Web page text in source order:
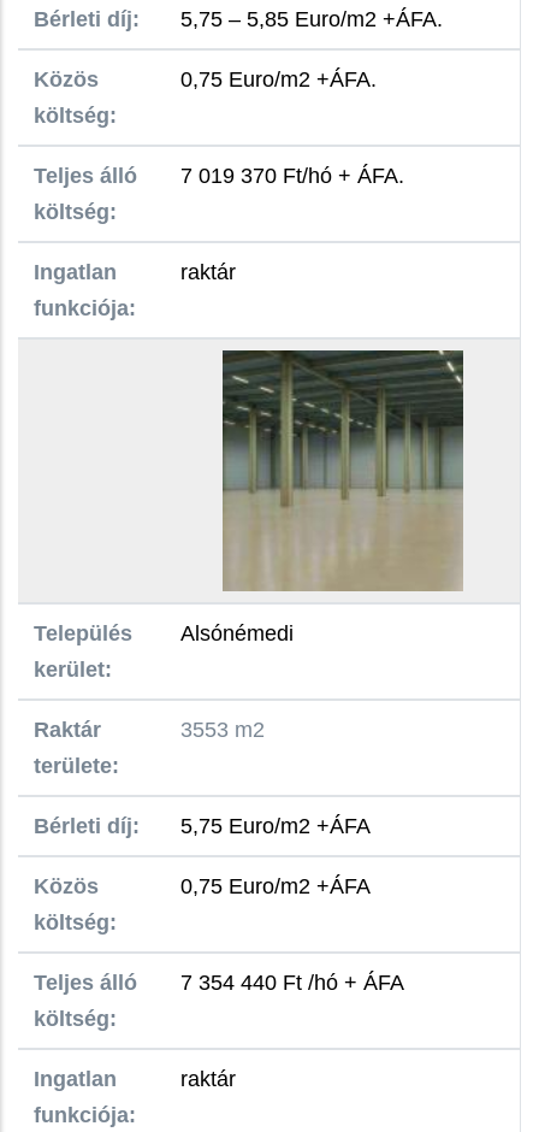
Bérleti díj: 5,75 – 5,85 Euro/m2 +ÁFA.
Közös
költség:
0,75 Euro/m2 +ÁFA.
Teljes álló
költség:
7 019 370 Ft/hó + ÁFA.
Ingatlan
funkciója:
raktár
Település
kerület:
Alsónémedi
Raktár
területe:
3553 m2
Bérleti díj: 5,75 Euro/m2 +ÁFA
Közös
költség:
0,75 Euro/m2 +ÁFA
Teljes álló
költség:
7 354 440 Ft /hó + ÁFA
Ingatlan
funkciója:
raktár